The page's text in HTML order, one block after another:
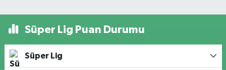
Süper Lig Puan Durumu
Süper Lig